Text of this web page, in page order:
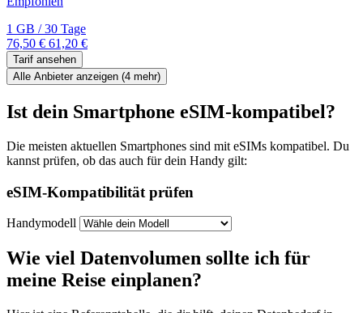
1 GB /30 Tage
76,50 € 61,20 €
Tarif ansehen
Alle Anbieter anzeigen (4 mehr)
Ist dein Smartphone eSIM-kompatibel?
Die meisten aktuellen Smartphones sind mit eSIMs kompatibel. Du
kannst prüfen, ob das auch für dein Handy gilt:
eSIM-Kompatibilität prüfen
Handymodell
Wie viel Datenvolumen sollte ich für
meine Reise einplanen?